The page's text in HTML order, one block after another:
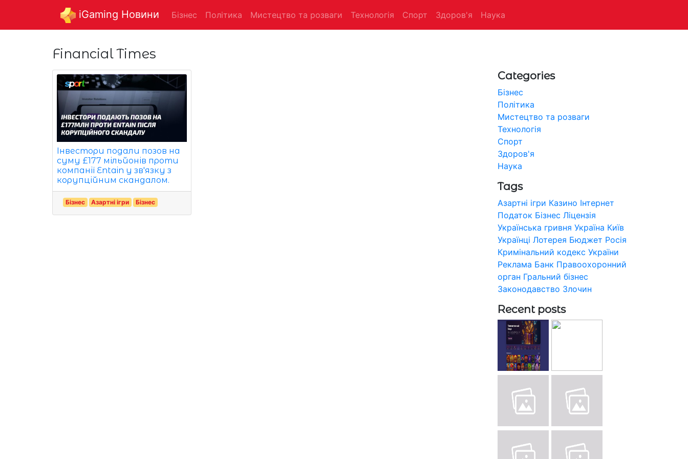
iGaming Новини Бізнес Політика Мистецтво та розваги Технологія Спорт Здоров'я Наука
Financial Times
Інвестори подали позов на
суму £177 мільйонів проти
компанії Entain у зв'язку з
корупційним скандалом.
Бізнес Азартні ігри Бізнес
Categories
Бізнес
Політика
Мистецтво та розваги
Технологія
Спорт
Здоров'я
Наука
Tags
Азартні ігри Казино Інтернет
Податок Бізнес Ліцензія
Українська гривня Україна Київ
Українці Лотерея Бюджет Росія
Кримінальний кодекс України
Реклама Банк Правоохоронний
орган Гральний бізнес
Законодавство Злочин
Recent posts